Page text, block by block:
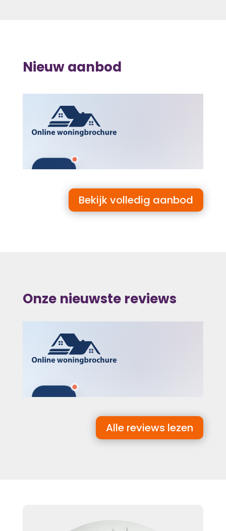
Nieuw aanbod
Bekijk volledig aanbod
Onze nieuwste reviews
Alle reviews lezen